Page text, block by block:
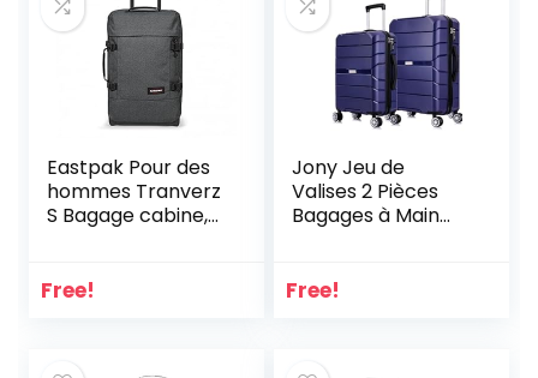
Eastpak Pour des
hommes Tranverz
S Bagage cabine,
Free!
Jony Jeu de
Valises 2 Pièces
Bagages à Main
cm) Taille de
Free!